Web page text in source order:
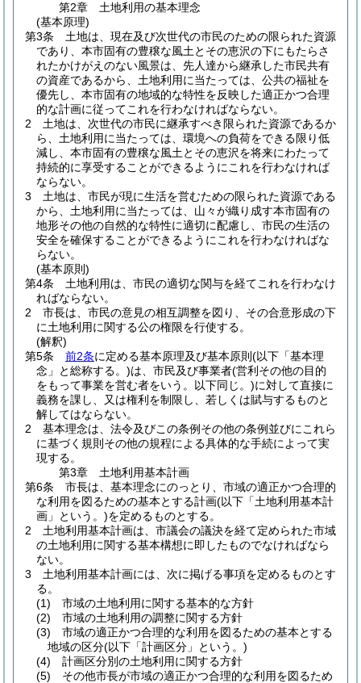
第2章
土地利用の基本理念
(基本原理)
第3条
土地は、現在及び次世代の市民のための限られた資源
であり、本市固有の豊穣な風土とその恵沢の下にもたらさ
れたかけがえのない風景は、先人達から継承した市民共有
の資産であるから、土地利用に当たっては、公共の福祉を
優先し、本市固有の地域的な特性を反映した適正かつ合理
的な計画に従ってこれを行わなければならない。
2
土地は、次世代の市民に継承すべき限られた資源であるか
ら、土地利用に当たっては、環境への負荷をできる限り低
減し、本市固有の豊穣な風土とその恵沢を将来にわたって
持続的に享受することができるようにこれを行わなければ
ならない。
3
土地は、市民が現に生活を営むための限られた資源である
から、土地利用に当たっては、山々が織り成す本市固有の
地形その他の自然的な特性に適切に配慮し、市民の生活の
安全を確保することができるようにこれを行わなければな
らない。
(基本原則)
第4条
土地利用は、市民の適切な関与を経てこれを行わなけ
ればならない。
2
市長は、市民の意見の相互調整を図り、その合意形成の下
に土地利用に関する公の権限を行使する。
(解釈)
第5条
前2条に定める基本原理及び基本原則 (以下「基本理
念」と総称する。)は、市民及び事業者(営利その他の目的
をもって事業を営む者をいう。以下同じ。)に対して直接に
義務を課し、又は権利を制限し、若しくは賦与するものと
解してはならない。
2
基本理念は、法令及びこの条例その他の条例並びにこれら
に基づく規則その他の規程による具体的な手続によって実
現する。
第3章
土地利用基本計画
第6条
市長は、基本理念にのっとり、市域の適正かつ合理的
な利用を図るための基本とする計画(以下「土地利用基本計
画」という。)を定めるものとする。
2
土地利用基本計画は、市議会の議決を経て定められた市域
の土地利用に関する基本構想に即したものでなければなら
ない。
3
土地利用基本計画には、次に掲げる事項を定めるものとす
る。
(1)
市域の土地利用に関する基本的な方針
(2)
市域の土地利用の調整に関する方針
(3)
市域の適正かつ合理的な利用を図るための基本とする
地域の区分(以下「計画区分」という。)
(4)
計画区分別の土地利用に関する方針
(5)
その他市長が市域の適正かつ合理的な利用を図るため